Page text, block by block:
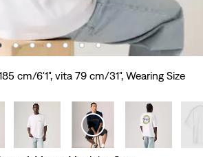
cm/6'1", vita 79 cm/31", Wearing Size